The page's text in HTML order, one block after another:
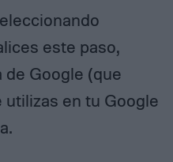
este paso,
Google (que
utilizas en tu Google